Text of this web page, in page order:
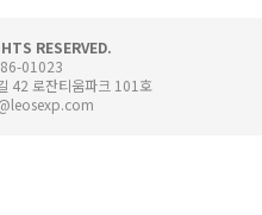
RESERVED.
01023
42 로잔티움파크 101호